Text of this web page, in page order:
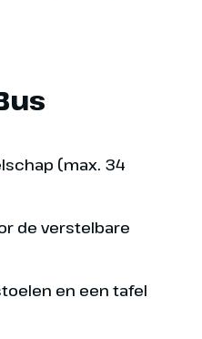
(max. 34
de verstelbare
en een tafel